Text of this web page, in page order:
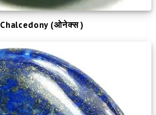
Chalcedony (ओनेक्स )